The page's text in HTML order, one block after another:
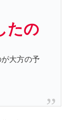
たの
大方の予